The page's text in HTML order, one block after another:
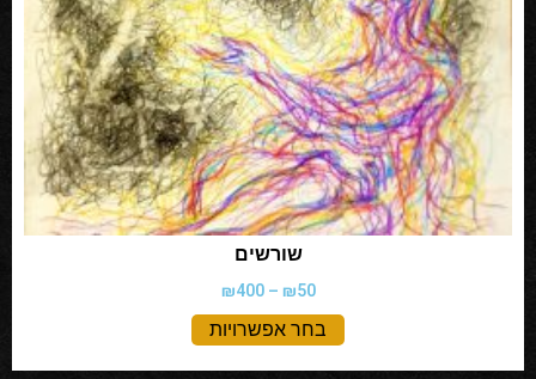
שורשים
₪50
–
₪400
בחר אפשרויות